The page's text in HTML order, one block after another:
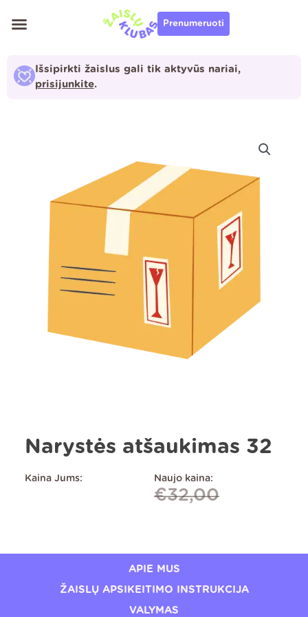
prie
Prenumeruoti
Išsipirkti žaislus gali tik aktyvūs nariai,
prisijunkite.
Narystės atšaukimas 32
Kaina Jums: Naujo kaina:
€32,00
APIE MUS
ŽAISLŲ APSIKEITIMO INSTRUKCIJA
VALYMAS